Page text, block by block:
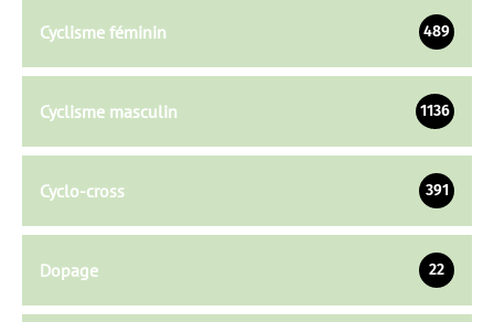
Cyclisme féminin 489
Cyclisme masculin 1136
Cyclo-cross 391
Dopage 22